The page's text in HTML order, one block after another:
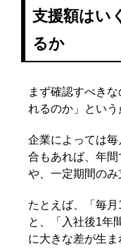
支援額はい
るか
まず確認すべき
れるのか」という
企業によっては
合もあれば、年
や、一定期間のみ
たとえば、「毎
と、「入社後1年
に大きな差が生